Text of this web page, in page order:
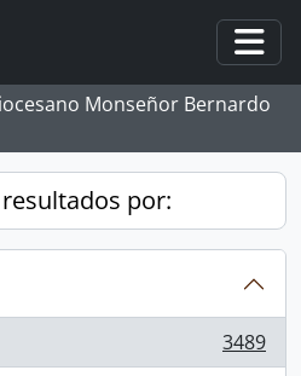
Monseñor Bernardo
por:
3489